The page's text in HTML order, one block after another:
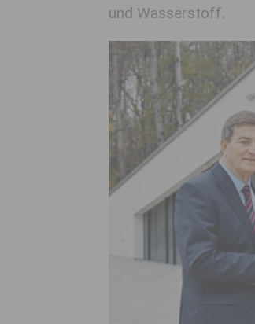
und Wasserstoff.